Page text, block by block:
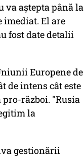
va aștepta până la
imediat. El are
fost date detalii
Europene de
de intens cât este
pro-război. "Rusia
la
gestionării